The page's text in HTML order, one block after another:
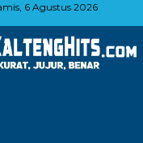
6 Agustus 2026